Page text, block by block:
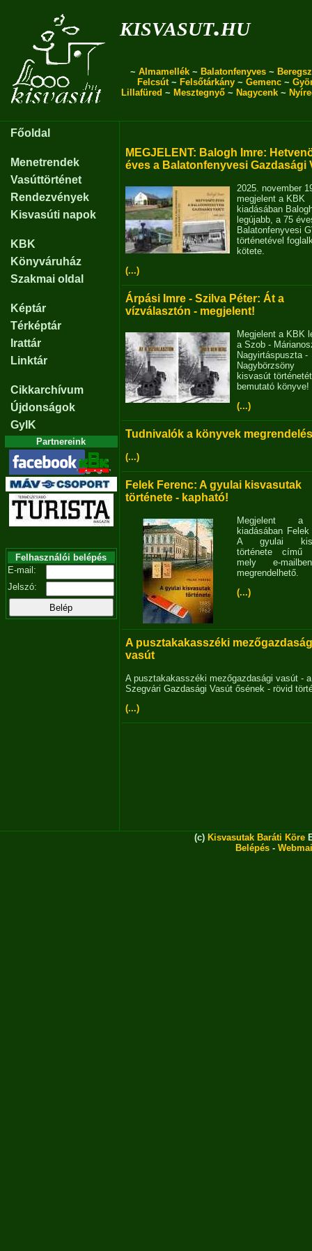
kisvasut.hu
~ Almamellék ~ Balatonfenyves ~
Felcsút~ Felsőtárkány ~ Gemenc ~
Lillafüred ~ Mesztegnyő ~ Nagycenk ~
Főoldal
Menetrendek
Vasúttörténet
Rendezvények
Kisvasúti napok
KBK
Könyváruház
Szakmai oldal
Képtár
Térképtár
Irattár
Linktár
Cikkarchívum
Újdonságok
GyIK
Partnereink
Felhasználói belépés
E-mail:
Jelszó:
MEGJELENT: Balogh Imre:
éves a Balatonfenyvesi Gazdasági
2025. november
megjelent a KBK
kiadásában
legújabb, a 75
Balatonfenyvesi
történetével
kötete.
(...)
Árpási Imre - Szilva Péter: Át a
vízválasztón - megjelent!
Megjelent a KBK
a Szob -
Nagyirtáspuszta -
Nagybörzsöny
kisvasút történetét
bemutató könyve!
(...)
Tudnivalók a könyvek
(...)
Felek Ferenc: A gyulai kisvasutak
története - kapható!
Megjelent
kiadásában
A gyulai
története című
mely e-
megrendelhető.
(...)
A pusztakakasszéki
vasút
A pusztakakasszéki mezőgazdasági vasút - a
Szegvári Gazdasági Vasút ősének - rövid
(...)
(c) Kisvasutak Baráti Köre
Belépés -